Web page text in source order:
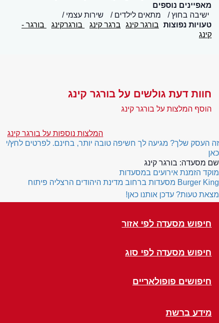
מאפיינים נוספים
ישיבה בחוץ
מתאים לילדים
שירות עצמי
טעויות נפוצות בורגר קינג ברגר קינג בורגרקינג
בורגר -
קינג
חוות דעת גולשים על בורגר קינג
הוסף המלצות על בורגר קינג
המלצות נוספות על בורגר קינג
זה העסק שלך? מגיעה לך חשיפה טובה יותר, בחינם. לפרטים לחץ/י
כאן
שם מסעדה: בורגר קינג
מוקד הזמנת אירועים במסעדות
Burger King מסעדות ברחוב מדינת היהודים הרצליה פיתוח
מצאת טעות? עדכן אותנו כאן!
חיפוש מסעדה לפי אזור
חיפוש מסעדה לפי סוג
חיפושים פופולאריים
מידע ברשת